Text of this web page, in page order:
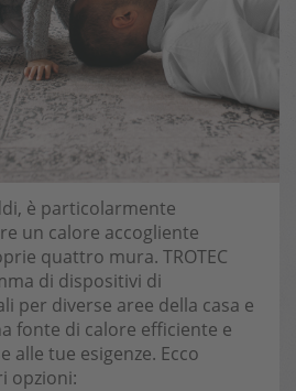
è particolarmente
un calore accogliente
quattro mura. TROTEC
di dispositivi di
per diverse aree della casa e
fonte di calore efficiente e
alle tue esigenze. Ecco
opzioni: